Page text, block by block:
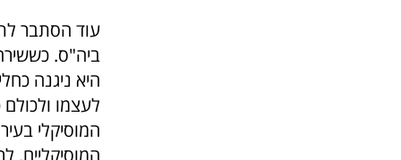
עוד הסתבר
ביה"ס.
לעצמו
המוסיקלי
המוסיקליים.